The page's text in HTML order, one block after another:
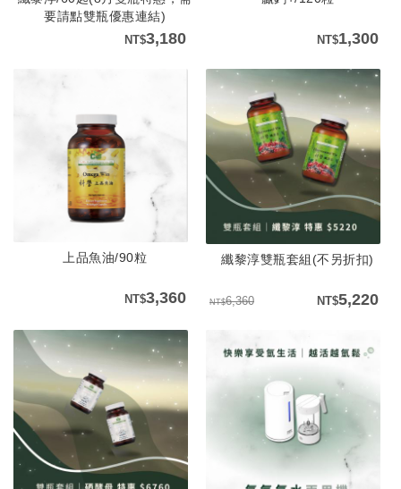
要請點雙瓶優惠連結)
3,180 1,300
上品魚油/90粒
3,360
纖黎淳雙瓶套組(不另折扣)
6,360 5,220